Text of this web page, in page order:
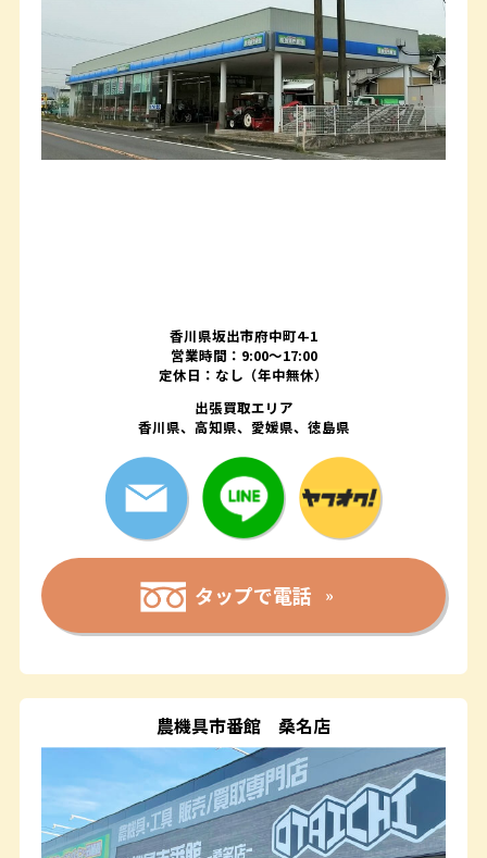
香川県坂出市府中町4-1
営業時間：9:00～17:00
定休日：なし（年中無休）
出張買取エリア
香川県、高知県、愛媛県、徳島県
タップで電話
農機具市番館 桑名店